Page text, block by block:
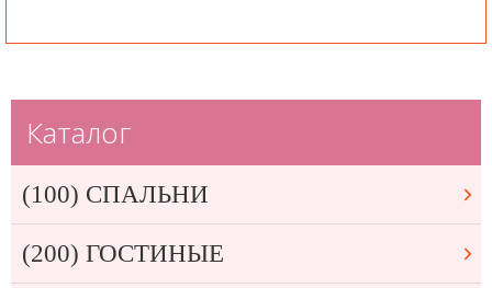
Каталог
(100) СПАЛЬНИ
(200) ГОСТИНЫЕ